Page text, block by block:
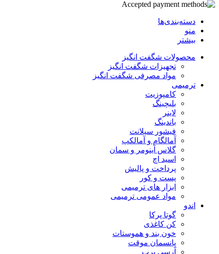
دسته‌بندی‌ها
منو
بیشتر
محصولات شگفت انگیز
تجهیزات شگفت انگیز
مواد مصرفی شگفت انگیز
ترمیمی
کامپوزیت
بلیچینگ
لاینر
باندینگ
فیشور سیلانت
آمالگام و آمالکپ
گلاس آینومر و سمان
اسید اچ
پرداخت و پالیش
پست و کور
ابزار های ترمیمی
مواد عمومی ترمیمی
اندو
گوتا پرکا
کن کاغذی
خون بند و هموستات
پانسمان موقت
آرسی پرپ